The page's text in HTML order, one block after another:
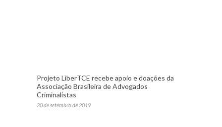
Projeto LiberTCE recebe apoio e doações da
Associação Brasileira de Advogados
Criminalistas
20 de setembro de 2019